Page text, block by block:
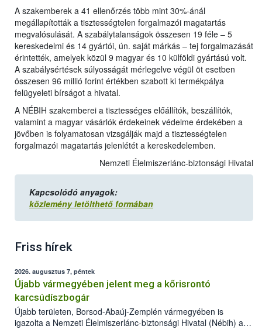
A szakemberek a 41 ellenőrzés több mint 30%-ánál
megállapították a tisztességtelen forgalmazói magatartás
megvalósulását. A szabálytalanságok összesen 19 féle – 5
kereskedelmi és 14 gyártói, ún. saját márkás – tej forgalmazását
érintették, amelyek közül 9 magyar és 10 külföldi gyártású volt.
A szabálysértések súlyosságát mérlegelve végül öt esetben
összesen 96 millió forint értékben szabott ki termékpálya
felügyeleti bírságot a hivatal.
A NÉBIH szakemberei a tisztességes előállítók, beszállítók,
valamint a magyar vásárlók érdekeinek védelme érdekében a
jövőben is folyamatosan vizsgálják majd a tisztességtelen
forgalmazói magatartás jelenlétét a kereskedelemben.
Nemzeti Élelmiszerlánc-biztonsági Hivatal
Kapcsolódó anyagok:
közlemény letölthető formában
Friss hírek
2026. augusztus 7, péntek
Újabb vármegyében jelent meg a kőrisrontó
karcsúdíszbogár
Újabb területen, Borsod-Abaúj-Zemplén vármegyében is
igazolta a Nemzeti Élelmiszerlánc-biztonsági Hivatal (Nébih) a